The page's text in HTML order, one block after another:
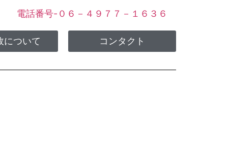
電話番号-０６－４９７７－１６３６
について コンタクト